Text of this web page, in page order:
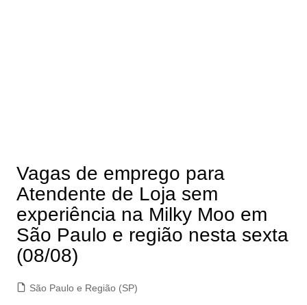
Vagas de emprego para
Atendente de Loja sem
experiência na Milky Moo em
São Paulo e região nesta sexta
(08/08)
São Paulo e Região (SP)